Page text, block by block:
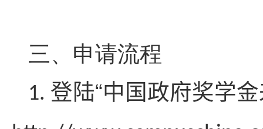
三、申请流程
1. 登陆“中国政府奖学